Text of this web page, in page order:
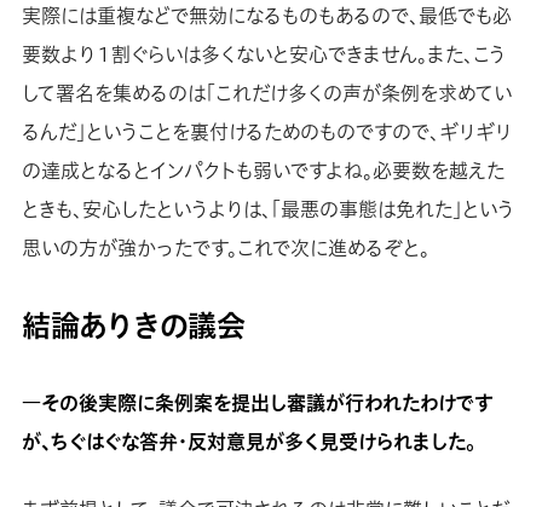
実際には重複などで無効になるものもあるので、最低でも必
要数より１割ぐらいは多くないと安心できません。また、こう
して署名を集めるのは「これだけ多くの声が条例を求めてい
るんだ」ということを裏付けるためのものですので、ギリギリ
の達成となるとインパクトも弱いですよね。必要数を越えた
ときも、安心したというよりは、「最悪の事態は免れた」という
思いの方が強かったです。これで次に進めるぞと。
結論ありきの議会
―その後実際に条例案を提出し審議が行われたわけです
が、ちぐはぐな答弁・反対意見が多く見受けられました。